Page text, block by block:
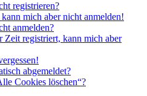
registrieren?
mich aber nicht anmelden!
anmelden?
Zeit registriert, kann mich aber
abgemeldet?
Cookies löschen“?